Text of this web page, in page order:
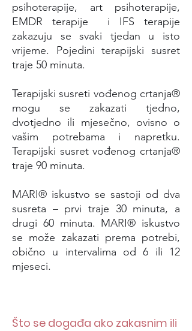
psihoterapije, art psihoterapije,
EMDR terapije i IFS terapije
zakazuju se svaki tjedan u isto
vrijeme. Pojedini terapijski susret
traje 50 minuta.
Terapijski susreti vođenog crtanja®
mogu se zakazati tjedno,
dvotjedno ili mjesečno, ovisno o
vašim potrebama i napretku.
Terapijski susret vođenog crtanja®
traje 90 minuta.
MARI® iskustvo se sastoji od dva
susreta – prvi traje 30 minuta, a
drugi 60 minuta. MARI® iskustvo
se može zakazati prema potrebi,
obično u intervalima od 6 ili 12
mjeseci.
Što se događa ako zakasnim ili